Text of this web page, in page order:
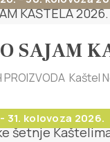
SAJAM
PROIZVODA Kaštel
31. kolovoza 2026.